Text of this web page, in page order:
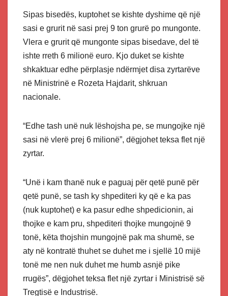
Sipas bisedës, kuptohet se kishte dyshime që një
sasi e grurit në sasi prej 9 ton grurë po mungonte.
Vlera e grurit që mungonte sipas bisedave, del të
ishte rreth 6 milionë euro. Kjo duket se kishte
shkaktuar edhe përplasje ndërmjet disa zyrtarëve
në Ministrinë e Rozeta Hajdarit, shkruan
nacionale.
“Edhe tash unë nuk lëshojsha pe, se mungojke një
sasi në vlerë prej 6 milionë”, dëgjohet teksa flet një
zyrtar.
“Unë i kam thanë nuk e paguaj për qetë punë për
qetë punë, se tash ky shpediteri ky që e ka pas
(nuk kuptohet) e ka pasur edhe shpedicionin, ai
thojke e kam pru, shpediteri thojke mungojnë 9
tonë, këta thojshin mungojnë pak ma shumë, se
aty në kontratë thuhet se duhet me i sjellë 10 mijë
tonë me nen nuk duhet me humb asnjë pike
rrugës”, dëgjohet teksa flet një zyrtar i Ministrisë së
Tregtisë e Industrisë.